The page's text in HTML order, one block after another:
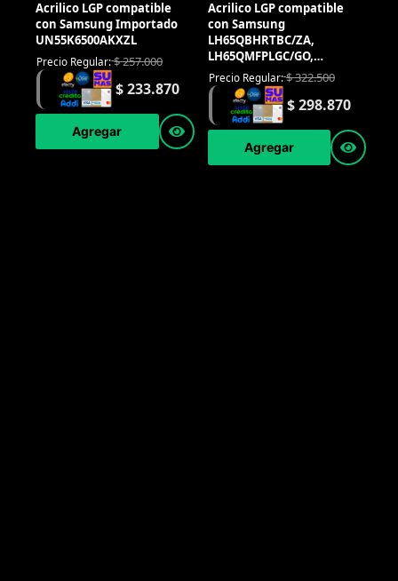
Acrilico LGP compatible
con Samsung Importado
UN55K6500AKXZL
Precio Regular:$257.000
$233.870
Agregar
Acrilico LGP compatible
con Samsung
LH65QBHRTBC/ZA,
LH65QMFPLGC/GO,
LH65QMHPLGC/GO,
UN65KS7500KXZL,
UN65KS9000KXZL,
UN65KU6500KXZL,
UN65MU6500KXZL
Precio Regular:$322.500
$298.870
Agregar